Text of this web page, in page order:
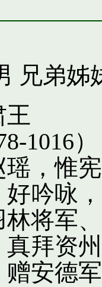
兄弟姊
王
1016
瑶，惟
吟咏
将军
拜资
安德